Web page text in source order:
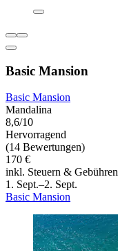
Basic Mansion
Basic Mansion
Mandalina
8,6/10
Hervorragend
(14 Bewertungen)
170 €
inkl. Steuern & Gebühren
1. Sept.–2. Sept.
Basic Mansion